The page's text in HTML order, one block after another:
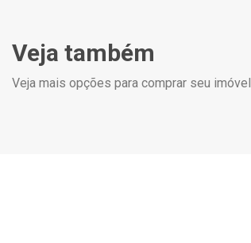
Veja também
Veja mais opções para comprar seu imóvel